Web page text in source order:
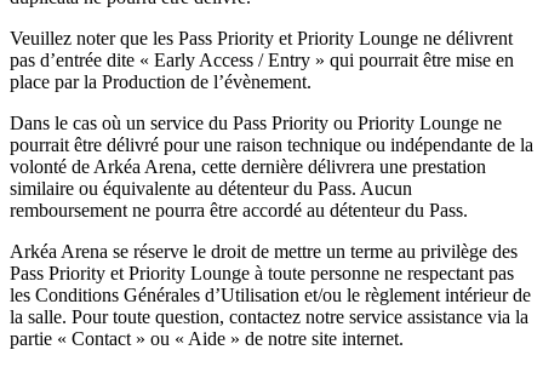
Veuillez noter que les Pass Priority et Priority Lounge ne délivrent
pas d’entrée dite « Early Access / Entry » qui pourrait être mise en
place par la Production de l’évènement.
Dans le cas où un service du Pass Priority ou Priority Lounge ne
pourrait être délivré pour une raison technique ou indépendante de la
volonté de Arkéa Arena, cette dernière délivrera une prestation
similaire ou équivalente au détenteur du Pass. Aucun
remboursement ne pourra être accordé au détenteur du Pass.
Arkéa Arena se réserve le droit de mettre un terme au privilège des
Pass Priority et Priority Lounge à toute personne ne respectant pas
les Conditions Générales d’Utilisation et/ou le règlement intérieur de
la salle. Pour toute question, contactez notre service assistance via la
partie « Contact » ou « Aide » de notre site internet.